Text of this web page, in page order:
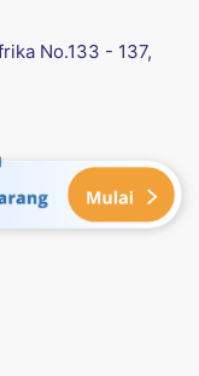
No.133 - 137,